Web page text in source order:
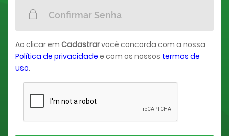
Ao clicar em Cadastrarvocê concorda com a nossa
Política de privacidade e com os nossos termos de
uso.